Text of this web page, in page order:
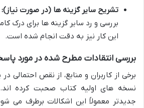
تشریح سایر گزینه ها (در صورت نیاز):
بررسی و رد سایر گزینه ها برای درک
این کار نیز به دقت انجام شده است.
بررسی انتقادات مطرح شده در مورد
برخی از کاربران و منابع، از نقص احتمالی
نسخه های اولیه کتاب صحبت کرده
جدیدتر معمولاً این اشکالات برطرف می